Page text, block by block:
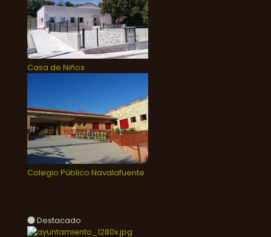
Casa de Niños
Colegio Público Navalafuente
Destacado